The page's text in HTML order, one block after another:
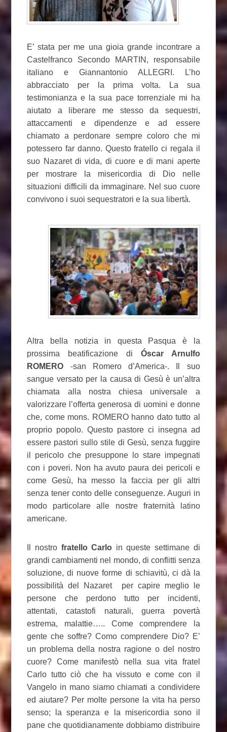
E’ stata per me una gioia grande incontrare a
Castelfranco Secondo MARTIN, responsabile
italiano e Giannantonio ALLEGRI. L’ho
abbracciato per la prima volta. La sua
testimonianza e la sua pace torrenziale mi ha
aiutato a liberare me stesso da sequestri,
attaccamenti e dipendenze e ad essere
chiamato a perdonare sempre coloro che mi
potessero far danno. Questo fratello ci regala il
suo Nazaret di vida, di cuore e di mani aperte
per mostrare la misericordia di Dio nelle
situazioni difficili da immaginare. Nel suo cuore
convivono i suoi sequestratori e la sua libertà.
Altra bella notizia in questa Pasqua è la
prossima beatificazione di Óscar Arnulfo
ROMERO -san Romero d’America-. Il suo
sangue versato per la causa di Gesù è un’altra
chiamata alla nostra chiesa universale a
valorizzare l’offerta generosa di uomini e donne
che, come mons. ROMERO hanno dato tutto al
proprio popolo. Questo pastore ci insegna ad
essere pastori sullo stile di Gesù, senza fuggire
il pericolo che presuppone lo stare impegnati
con i poveri. Non ha avuto paura dei pericoli e
come Gesù, ha messo la faccia per gli altri
senza tener conto delle conseguenze. Auguri in
modo particolare alle nostre fraternità latino
americane.
Il nostro fratello Carlo in queste settimane di
grandi cambiamenti nel mondo, di conflitti senza
soluzione, di nuove forme di schiavitù, ci dà la
possibilità del Nazaret per capire meglio le
persone che perdono tutto per incidenti,
attentati, catastofi naturali, guerra povertà
estrema, malattie….. Come comprendere la
gente che soffre? Como comprendere Dio? E’
un problema della nostra ragione o del nostro
cuore? Come manifestò nella sua vita fratel
Carlo tutto ciò che ha vissuto e come con il
Vangelo in mano siamo chiamati a condividere
ed aiutare? Per molte persone la vita ha perso
senso; la speranza e la misericordia sono il
pane che quotidianamente dobbiamo distribuire